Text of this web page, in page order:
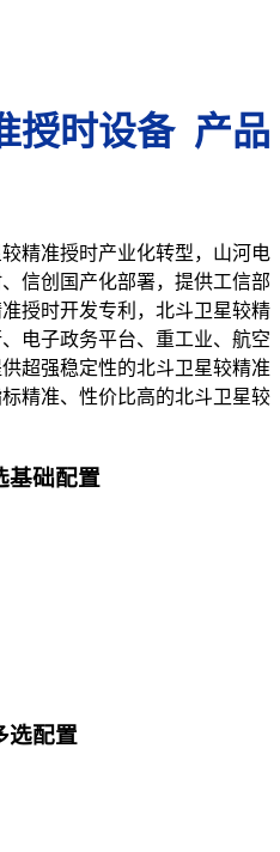
授时设备 产品
精准授时产业化转型，山河电
信创国产化部署，提供工信部
授时开发专利，北斗卫星较精
电子政务平台、重工业、航空
超强稳定性的北斗卫星较精准
精准、性价比高的北斗卫星较
基础配置
选配置